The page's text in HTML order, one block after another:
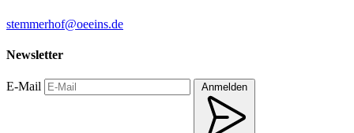
stemmerhof@oeeins.de
Newsletter
E-Mail Anmelden